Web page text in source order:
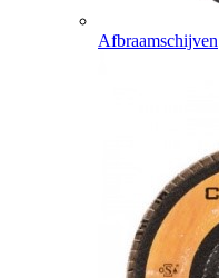
Afbraamschijven